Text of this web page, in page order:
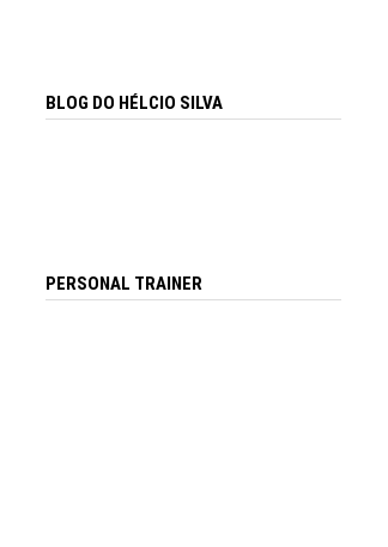
BLOG DO HÉLCIO SILVA
PERSONAL TRAINER